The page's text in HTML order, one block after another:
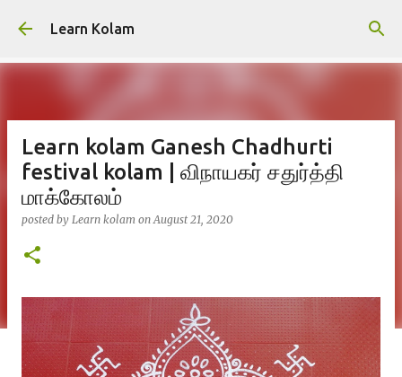
Learn Kolam
Learn kolam Ganesh Chadhurti
festival kolam | விநாயகர் சதுர்த்தி
மாக்கோலம்
posted by Learn kolam onAugust 21, 2020